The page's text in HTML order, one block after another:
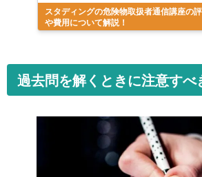
スタディングの危険物取扱者通信講座の
や費用について解説！
過去問を解くときに注意すべ